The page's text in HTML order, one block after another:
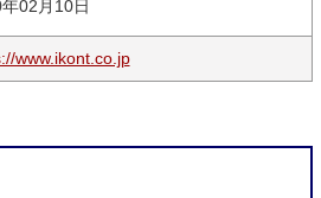
02月10日
www.ikont.co.jp